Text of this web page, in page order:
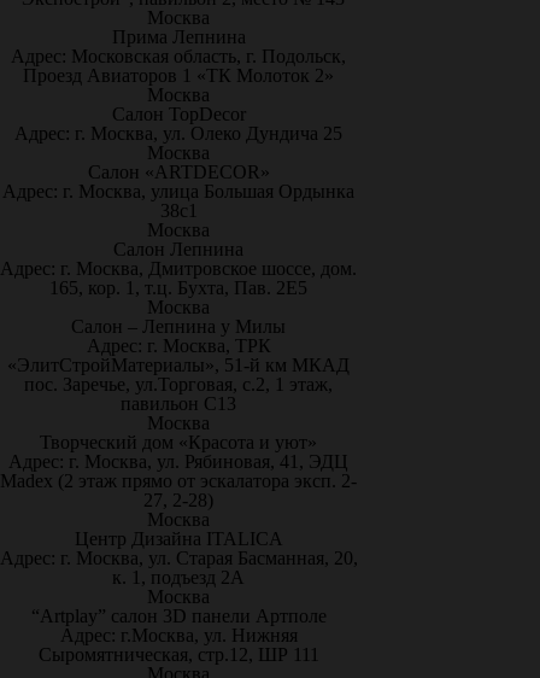
Москва
Прима Лепнина
Адрес: Московская область, г. Подольск,
Проезд Авиаторов 1 «ТК Молоток 2»
Москва
Салон TopDecor
Адрес: г. Москва, ул. Олеко Дундича 25
Москва
Салон «ARTDECOR»
Адрес: г. Москва, улица Большая Ордынка
38с1
Москва
Салон Лепнина
Адрес: г. Москва, Дмитровское шоссе, дом.
165, кор. 1, т.ц. Бухта, Пав. 2Е5
Москва
Салон – Лепнина у Милы
Адрес: г. Москва, ТРК
«ЭлитСтройМатериалы», 51-й км МКАД
пос. Заречье, ул.Торговая, с.2, 1 этаж,
павильон С13
Москва
Творческий дом «Красота и уют»
Адрес: г. Москва, ул. Рябиновая, 41, ЭДЦ
Madex (2 этаж прямо от эскалатора эксп. 2-
27, 2-28)
Москва
Центр Дизайна ITALICA
Адрес: г. Москва, ул. Старая Басманная, 20,
к. 1, подъезд 2А
Москва
“Artplay” салон 3D панели Артполе
Адрес: г.Москва, ул. Нижняя
Сыромятническая, стр.12, ШР 111
Москва